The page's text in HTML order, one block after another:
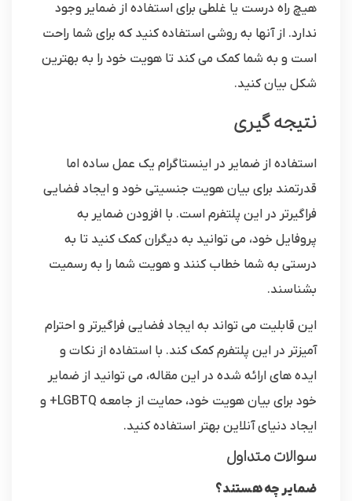
هیچ راه درست یا غلطی برای استفاده از ضمایر وجود
ندارد. از آنها به روشی استفاده کنید که برای شما راحت
است و به شما کمک می کند تا هویت خود را به بهترین
شکل بیان کنید.
نتیجه گیری
استفاده از ضمایر در اینستاگرام یک عمل ساده اما
قدرتمند برای بیان هویت جنسیتی خود و ایجاد فضایی
فراگیرتر در این پلتفرم است. با افزودن ضمایر به
پروفایل خود، می توانید به دیگران کمک کنید تا به
درستی به شما خطاب کنند و هویت شما را به رسمیت
بشناسند.
این قابلیت می تواند به ایجاد فضایی فراگیرتر و احترام
آمیزتر در این پلتفرم کمک کند. با استفاده از نکات و
ایده های ارائه شده در این مقاله، می توانید از ضمایر
خود برای بیان هویت خود، حمایت از جامعه LGBTQ+ و
ایجاد دنیای آنلاین بهتر استفاده کنید.
سوالات متداول
ضمایر چه هستند؟